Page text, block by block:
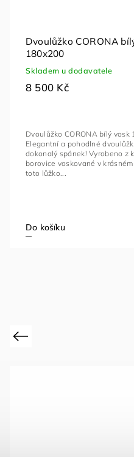
Dvoulůžko CORONA
180x200
Skladem u dodavatele
8 500 Kč
Do košíku
Dvoulůžko CORONA bílý vosk
Elegantní a pohodlné
dokonalý spánek! Vyrobeno z
borovice voskované v
toto lůžko...
Previous